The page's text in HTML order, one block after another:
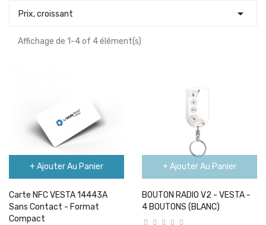
Prix, croissant 
Affichage de 1-4 of 4 élément(s)
+ Ajouter Au Panier
Carte NFC VESTA 14443A
Sans Contact - Format
Compact
+ Ajouter Au Panier
BOUTON RADIO V2 - VESTA -
4 BOUTONS (BLANC)